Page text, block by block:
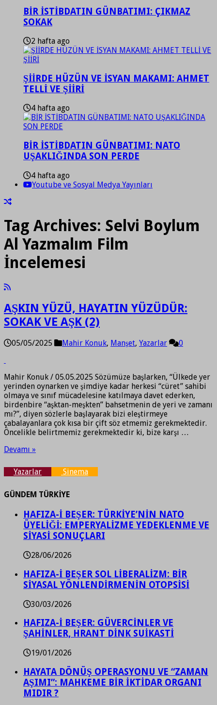
BİR İSTİBDATIN GÜNBATIMI: ÇIKMAZ
SOKAK
2 hafta ago
ŞİİRDE HÜZÜN VE İSYAN MAKAMI: AHMET
TELLİ VE ŞİİRİ
4 hafta ago
BİR İSTİBDATIN GÜNBATIMI: NATO
UŞAKLIĞINDA SON PERDE
4 hafta ago
Youtube ve Sosyal Medya Yayınları
Tag Archives: Selvi Boylum
Al Yazmalım Film
İncelemesi
AŞKIN YÜZÜ, HAYATIN YÜZÜDÜR:
SOKAK VE AŞK (2)
05/05/2025 Mahir Konuk, Manşet, Yazarlar 0
Mahir Konuk / 05.05.2025 Sözümüze başlarken, “Ülkede yer
yerinden oynarken ve şimdiye kadar herkesi “cüret” sahibi
olmaya ve sınıf mücadelesine katılmaya davet ederken,
birdenbire “aşktan-meşkten” bahsetmenin de yeri ve zamanı
mı?”, diyen sözlerle başlayarak bizi eleştirmeye
çabalayanlara çok kısa bir çift söz etmemiz gerekmektedir.
Öncelikle belirtmemiz gerekmektedir ki, bize karşı …
Devamı »
Yazarlar Sinema
GÜNDEM TÜRKİYE
HAFIZA-İ BEŞER: TÜRKİYE’NİN NATO
ÜYELİĞİ: EMPERYALİZME YEDEKLENME VE
SİYASİ SONUÇLARI
28/06/2026
HAFIZA-İ BEŞER SOL LİBERALİZM: BİR
SİYASAL YÖNLENDİRMENİN OTOPSİSİ
30/03/2026
HAFIZA-İ BEŞER: GÜVERCİNLER VE
ŞAHİNLER, HRANT DİNK SUİKASTİ
19/01/2026
HAYATA DÖNÜŞ OPERASYONU VE “ZAMAN
AŞIMI”: MAHKEME BİR İKTİDAR ORGANI
MIDIR ?